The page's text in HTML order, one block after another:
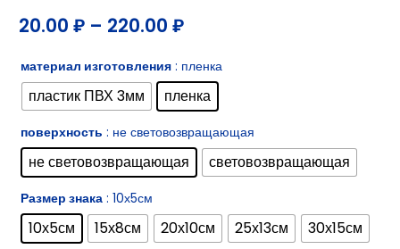
20.00₽ – 220.00₽
материал изготовления : пленка
пластик ПВХ 3мм пленка
поверхность : не световозвращающая
не световозвращающая световозвращающая
Размер знака : 10х5см
10х5см 15х8см 20х10см 25х13см 30х15см